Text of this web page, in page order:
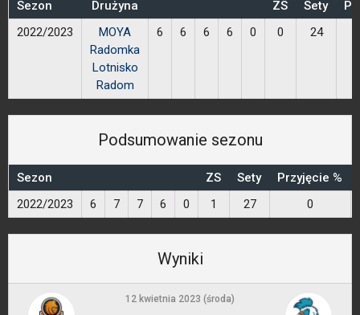
Sezon Drużyna ZS Sety
2022/2023
MOYA
Radomka
Lotnisko
Radom
6 6 6 6 0 0 24
Podsumowanie sezonu
Sezon ZS Sety Przyjęcie %
2022/2023
6 7 7 6 0 1 27 0
Wyniki
12 kwietnia 2023 (środa)